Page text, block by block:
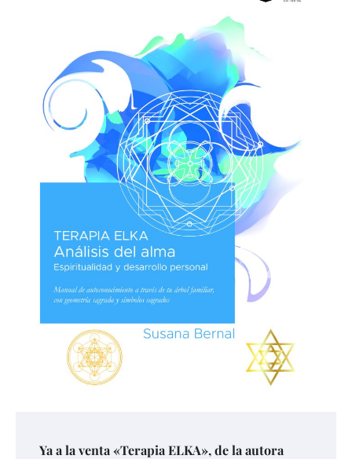
Ya a la venta «Terapia ELKA», de la autora